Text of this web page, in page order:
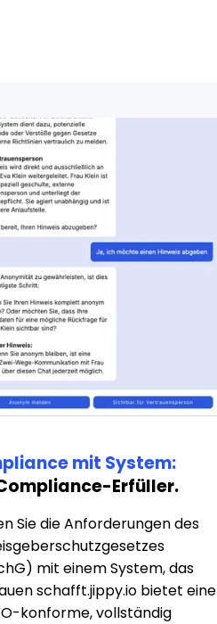
mit System:
Erfüller.
Sie die Anforderungen des
mit einem System, das
schafft.jippy.io bietet eine
konforme, vollständig